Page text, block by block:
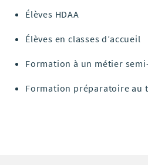
Élèves HDAA
Élèves en classes d’accueil
Formation à un métier
Formation préparatoire au